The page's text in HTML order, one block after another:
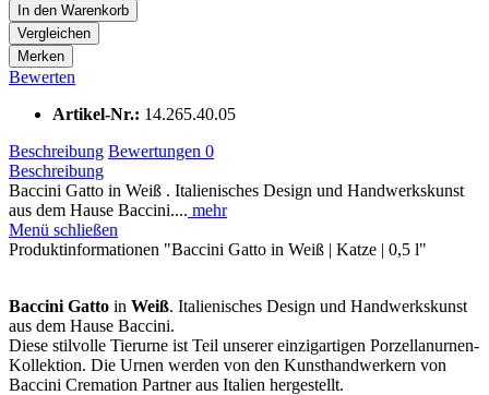
In den Warenkorb
Vergleichen
Merken
Bewerten
Artikel-Nr.: 14.265.40.05
Beschreibung Bewertungen 0
Beschreibung
Baccini Gatto in Weiß . Italienisches Design und Handwerkskunst
aus dem Hause Baccini.... mehr
Menü schließen
Produktinformationen "Baccini Gatto in Weiß | Katze | 0,5 l"
Baccini Gatto in Weiß. Italienisches Design und Handwerkskunst
aus dem Hause Baccini.
Diese stilvolle Tierurne ist Teil unserer einzigartigen Porzellanurnen-
Kollektion. Die Urnen werden von den Kunsthandwerkern von
Baccini Cremation Partner aus Italien hergestellt.